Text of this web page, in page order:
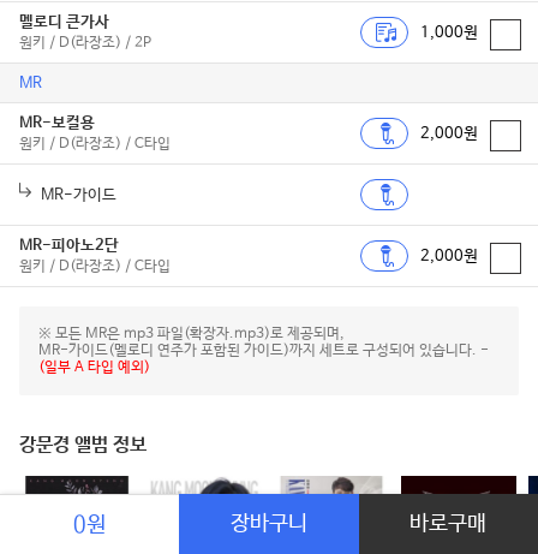
멜로디 큰가사
원키 / D(라장조) / 2P
1,000원
MR
MR-보컬용
원키 / D(라장조) / C타입
2,000원
MR-가이드
MR-피아노2단
원키 / D(라장조) / C타입
2,000원
※ 모든 MR은 mp3 파일(확장자.mp3)로 제공되며,
MR-가이드(멜로디 연주가 포함된 가이드)까지 세트로 구성되어 있습니다. -
(일부 A 타입 예외)
강문경 앨범 정보
0원 장바구니 바로구매